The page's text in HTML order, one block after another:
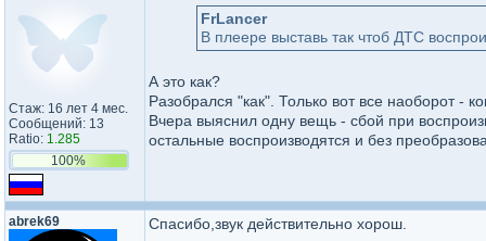
Стаж: 16 лет 4 мес.
Сообщений: 13
Ratio: 1.285
100%
FrLancer
В плеере выставь так чтоб ДТС
А это как?
Разобрался "как". Только вот все наоборот -
Вчера выяснил одну вещь - сбой при
остальные воспроизводятся и без
abrek69 Спасибо,звук действительно хорош.